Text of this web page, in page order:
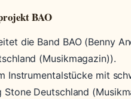
BAO
die Band BAO (Benny
(Musikmagazin)).
Instrumentalstücke mit
Stone Deutschland